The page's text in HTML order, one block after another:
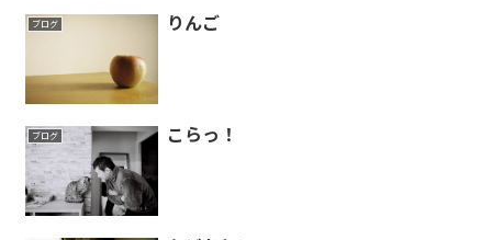
ブログ りんご
ブログ こらっ！